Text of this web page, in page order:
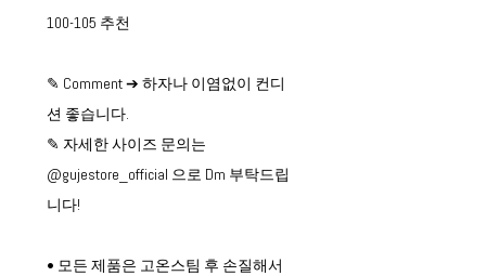
100-105 추천
✎ Comment ➔ 하자나 이염없이 컨디
션 좋습니다.
✎ 자세한 사이즈 문의는
@gujestore_official 으로 Dm 부탁드립
니다!
• 모든 제품은 고온스팀 후 손질해서